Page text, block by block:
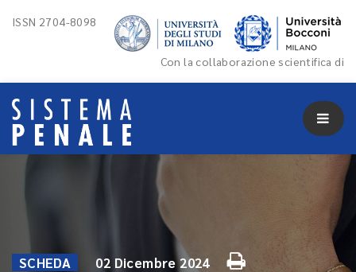
ISSN 2704-8098
Con la collaborazione scientifica di
SCHEDA 02 Dicembre 2024